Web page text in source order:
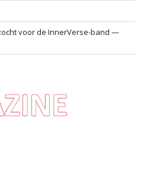
voor de InnerVerse-band —